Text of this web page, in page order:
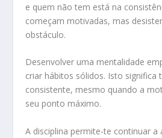
e quem não tem está na
começam motivadas, mas
obstáculo.
Desenvolver uma mentalidade
criar hábitos sólidos. Isto significa
consistente, mesmo quando a
seu ponto máximo.
A disciplina permite-te continuar a